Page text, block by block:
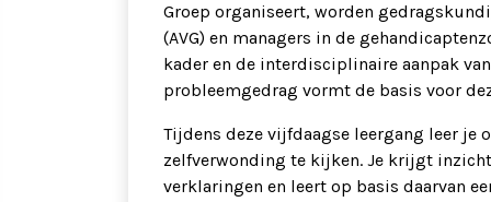
Groep organiseert, worden
(AVG) en managers in de
kader en de interdisciplinaire aanpak
probleemgedrag vormt de basis voor
Tijdens deze vijfdaagse leergang leer je
zelfverwonding te kijken. Je krijgt
verklaringen en leert op basis daarvan